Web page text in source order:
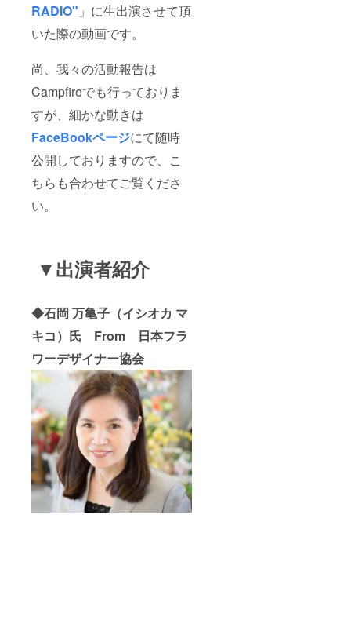
RADIO" 」に生出演させて頂
いた際の動画です。
尚、我々の活動報告は
Campfireでも行っておりま
すが、細かな動きは
FaceBookページにて随時
公開しておりますので、こ
ちらも合わせてご覧くださ
い。
▼出演者紹介
◆石岡 万亀子（イシオカ マ
キコ）氏 From 日本フラ
ワーデザイナー協会